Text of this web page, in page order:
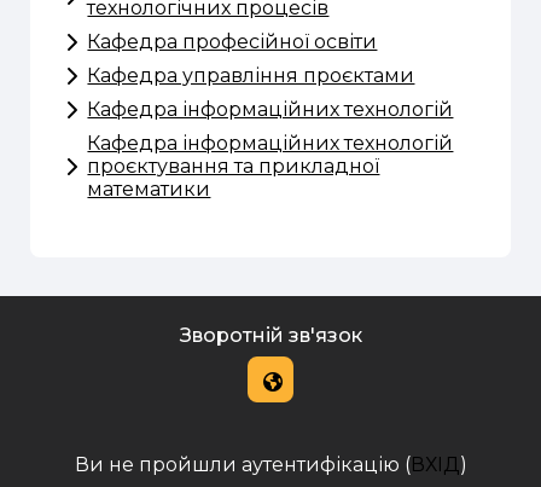
технологічних процесів
Кафедра професійної освіти
Кафедра управління проєктами
Кафедра інформаційних технологій
Кафедра інформаційних технологій
проєктування та прикладної
математики
Зворотній зв'язок
Ви не пройшли аутентифікацію (ВХІД )